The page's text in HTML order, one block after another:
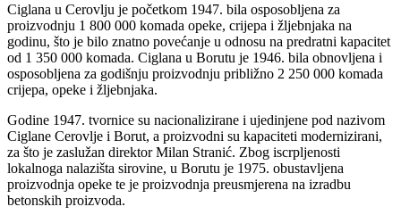
Ciglana u Cerovlju je početkom 1947. bila osposobljena za
proizvodnju 1 800 000 komada opeke, crijepa i žljebnjaka na
godinu, što je bilo znatno povećanje u odnosu na predratni kapacitet
od 1 350 000 komada. Ciglana u Borutu je 1946. bila obnovljena i
osposobljena za godišnju proizvodnju približno 2 250 000 komada
crijepa, opeke i žljebnjaka.
Godine 1947. tvornice su nacionalizirane i ujedinjene pod nazivom
Ciglane Cerovlje i Borut, a proizvodni su kapaciteti modernizirani,
za što je zaslužan direktor Milan Stranić. Zbog iscrpljenosti
lokalnoga nalazišta sirovine, u Borutu je 1975. obustavljena
proizvodnja opeke te je proizvodnja preusmjerena na izradbu
betonskih proizvoda.